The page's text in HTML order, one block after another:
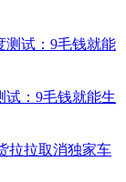
试：9毛钱就能生